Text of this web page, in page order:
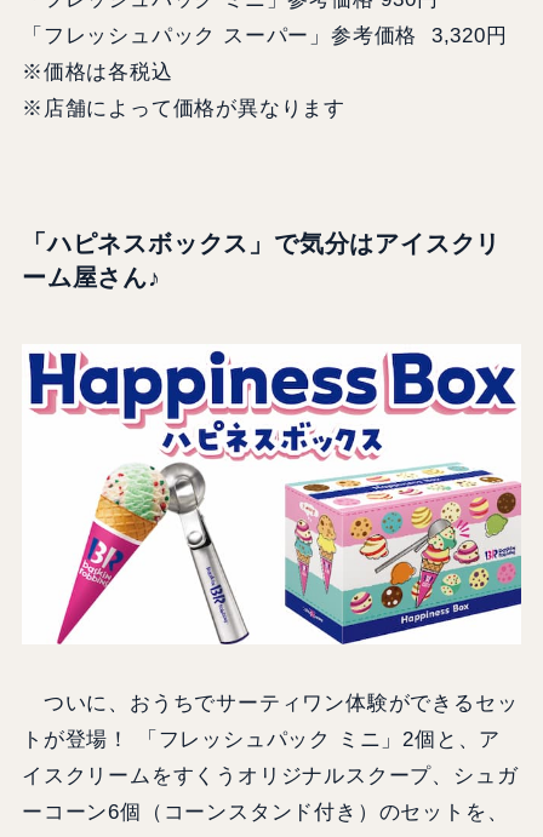
「フレッシュパック スーパー」参考価格 3,320円
※価格は各税込
※店舗によって価格が異なります
「ハピネスボックス」で気分はアイスクリ
ーム屋さん♪
ついに、おうちでサーティワン体験ができるセッ
トが登場！ 「フレッシュパック ミニ」2個と、ア
イスクリームをすくうオリジナルスクープ、シュガ
ーコーン6個（コーンスタンド付き）のセットを、